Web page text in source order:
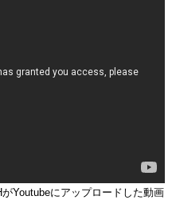
Youtubeにアップロードした動画